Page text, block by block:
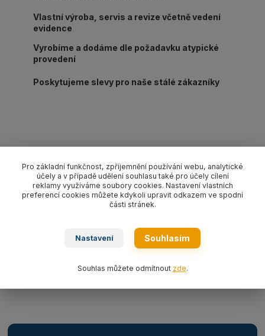
Vlastní výroba, servis a revize včetně vedení
evidence
Vyrobíme a dodáme dle požadavku atypické
provedení
Poskytujeme slevy pro naše stálé zákazníky
Kompletní specifikace
Lanový 1-závěs oko-hák s pojistkou pr. 10 mm/délka L dle
výběru, nosnost 1 000 kg. Provedení dle EN 13414-1 pozink.
Zboží zařazeno v kategoriích
Pro základní funkčnost, zpříjemnění používání webu, analytické
účely a v případě udělení souhlasu také pro účely cílení
reklamy využíváme soubory cookies. Nastavení vlastních
preferencí cookies můžete kdykoli upravit odkazem ve spodní
části stránek.
Nastavení Souhlasím
Souhlas můžete odmítnout zde.